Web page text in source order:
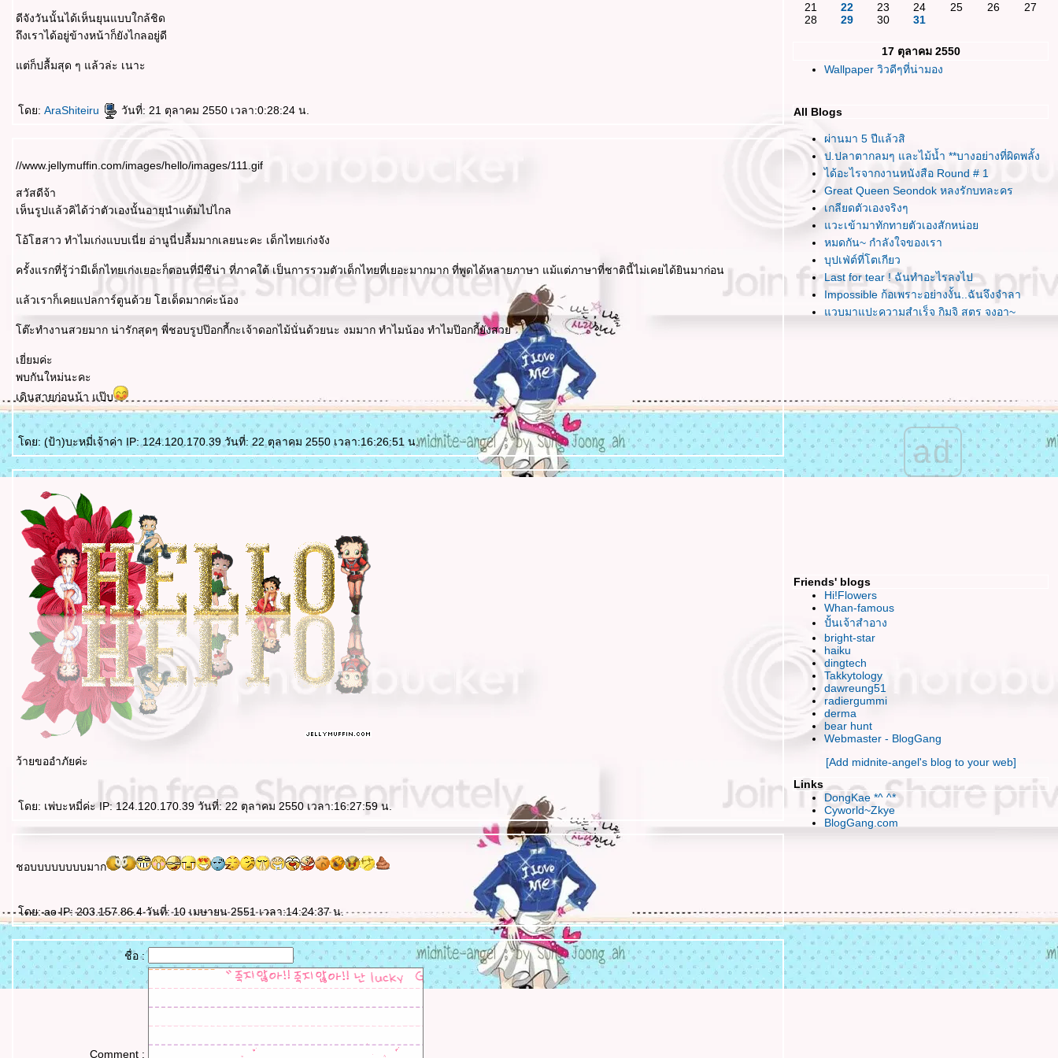
ดีจังวันนั้นได้เห็นยุนแบบใกล้ชิด
ถึงเราได้อยู่ข้างหน้าก็ยังไกลอยู่ดี
ต่ก็ปลื้มสุด ๆ แล้วล่ะ เนาะ
ดย: AraShiteiru วันที่: 21 ตุลาคม 2550 เวลา:0:28:24 น.
//www.jellymuffin.com/images/hello/images/111.gif
สวัสดีจ้า
เห็นรูปแล้วคิได้ว่าตัวเองนั้นอายุนำแต้มไปไกล
อ้โฮสาว ทำไมเก่งแบบเนี่ย อ่านูนี่ปลื้มมากเลยนะคะ เด็กไทยเก่งจัง
ครั้งแรกที่รู้ว่ามีเด็กไทยเก่งเยอะก็ตอนที่มีซึน่า ที่ภาคใต้ เป็นการรวมตัวเด็กไทยที่เยอะมากมาก ที่พูดได้หลายภาษา แม้แต่ภาษาที่ชาตินี้ไม่เคยได้ยินมาก่อน
ล้วเราก็เคยแปลการ์ตูนด้วย โฮเด็ดมากค่ะน้อง
ต๊ะทำงานสวยมาก น่ารักสุดๆ พี่ชอบรูปป๊อกกี้กะเจ้าดอกไม้นั่นด้วยนะ งมมาก ทำไมน้อง ทำไมป๊อกกี้ยังสว
เยี่ยมค่ะ
พบกันใหม่นะคะ
เดินสายก่อนน้า แป๊บ
ดย: (ป้า)บะหมี่เจ้าค่า IP: 124.120.170.39 วันที่: 22 ตุลาคม 2550 เวลา:16:26:51 น.
ว้ายขออำภัยค่ะ
ดย: เพ่บะหมี่ค่ะ IP: 124.120.170.39 วันที่: 22 ตุลาคม 2550 เวลา:16:27:59 น.
ชอบบบบบบบบมาก
ดย: ao IP: 203.157.86.4 วันที่: 10 เมษายน 2551 เวลา:14:24:37 น.
ชื่อ :
Comment :
21
22 23 24 25 26
27
28
29 30 31
17 ตุลาคม 2550
Wallpaper วิวดีๆที่น่ามอง
All Blogs
ผ่านมา 5 ปีแล้วสิ
ป.ปลาตากลมๆ และไม้น้ำ **บางอย่างที่ผิดพลั้ง
ได้อะไรจากงานหนังสือ Round # 1
Great Queen Seondok หลงรักบทละคร
เกลียดตัวเองจริงๆ
วะเข้ามาทักทายตัวเองสักหน่อ
หมดกัน~ กำลังใจของเรา
บุปเฟ่ต์ที่โตเกียว
Last for tear ! ฉันทำอะไรลงไป
Impossible ก้อเพราะอย่างงั้น..ฉันจึงจำลา
วบมาแปะความสำเร็จ กิมจิ สูตร จุงอา~
เสียใจ ..ใจเสียหา
ร้อนนัก พักกินหมากม่วงกันม๊า ?
ฮปปี้ สงกรานต์ค่า
เปิดซิง..งานศิลป์แห่ง 2ทศวรรษ
กับคำพร่ำบ่น ของหัวใจที่อ่อนแอ
กรธเรื่องไร..ข้าเจ้าไม่มีคำขอโทษหรอกนะ
ไปท่าเรือกันมั๊ย~ เที่ยวแบบ Adventure
ได้เวลาเล่นตัว Val's
Just Bored โหมดเบื่อวันพรุ่งนี้
ธ่..อิก.. ต่ำลงได้อีก
ตะหลิว กระทะ กะ ไฟสีน้ำเงิน (water minosa
wiz noodle)
hu hu~ งานนี้แบ๊วกันทั้งฝูง
เลิกไม่ได้ถ้ายังมีขา
เฮ้อ.. กิเลสมันช่างตัดยาก เปิดตู้ดูเสื้อผ้า
กระดาษในซองกำมะหยี่แผ่นที่ 2 ในชีวิต
อยู่บ้านกับเถอะนะ
เป็นลม ล้มพับ หลับเป็นตา
สิ่งประทังชีวิตน้อยๆของข้าเจ้า
Finale' (-o-) ภาระกิจระยะยาวใกล้สิ้นสุด
มือใหม่หัดจิ้ม 1st at the Begin
ท็กซี่ ใจดี ^-^
TaXi แท็กซี่ใจร้าย..หึ
Wallpaper วิวดีๆที่น่ามอง
ad
Friends' blogs
Hi!Flowers
Whan-famous
ปั้นเจ้าสำอาง
bright-star
haiku
dingtech
Takkytology
dawreung51
radiergummi
derma
bear hunt
Webmaster - BlogGang
[Add midnite-angel's blog to your web]
Links
DongKae *^ ^*
Cyworld~Zkye
BlogGang.com